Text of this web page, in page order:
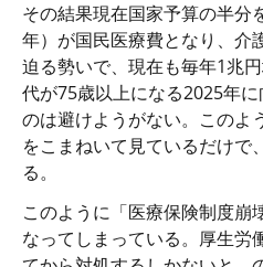
その結果現在国家予算の半分
年）が国民医療費となり、介
迫る勢いで、現在も毎年1兆
代が75歳以上になる2025年
のは避けようがない。このよ
をこまねいて見ているだけで
る。
このように「医療保険制度崩
なってしまっている。厚生労